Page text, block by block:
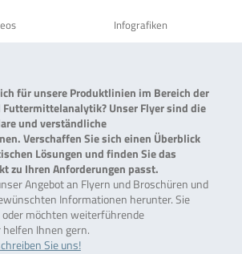
Infografiken
für unsere Produktlinien im Bereich der
Unser Flyer sind die
und verständliche
Verschaffen Sie sich einen Überblick
Lösungen und finden Sie das
zu Ihren Anforderungen passt.
Angebot an Flyern und Broschüren und
Informationen herunter. Sie
oder möchten weiterführende
Ihnen gern.
Sie uns!